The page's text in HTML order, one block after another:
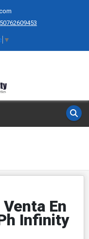
▼
En
Infinity